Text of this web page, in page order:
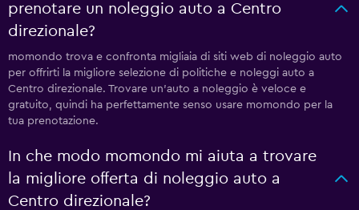
prenotare un noleggio auto a Centro
direzionale?
momondo trova e confronta migliaia di siti web di noleggio auto
per offrirti la migliore selezione di politiche e noleggi auto a
Centro direzionale. Trovare un'auto a noleggio è veloce e
gratuito, quindi ha perfettamente senso usare momondo per la
tua prenotazione.
In che modo momondo mi aiuta a trovare
la migliore offerta di noleggio auto a
Centro direzionale?